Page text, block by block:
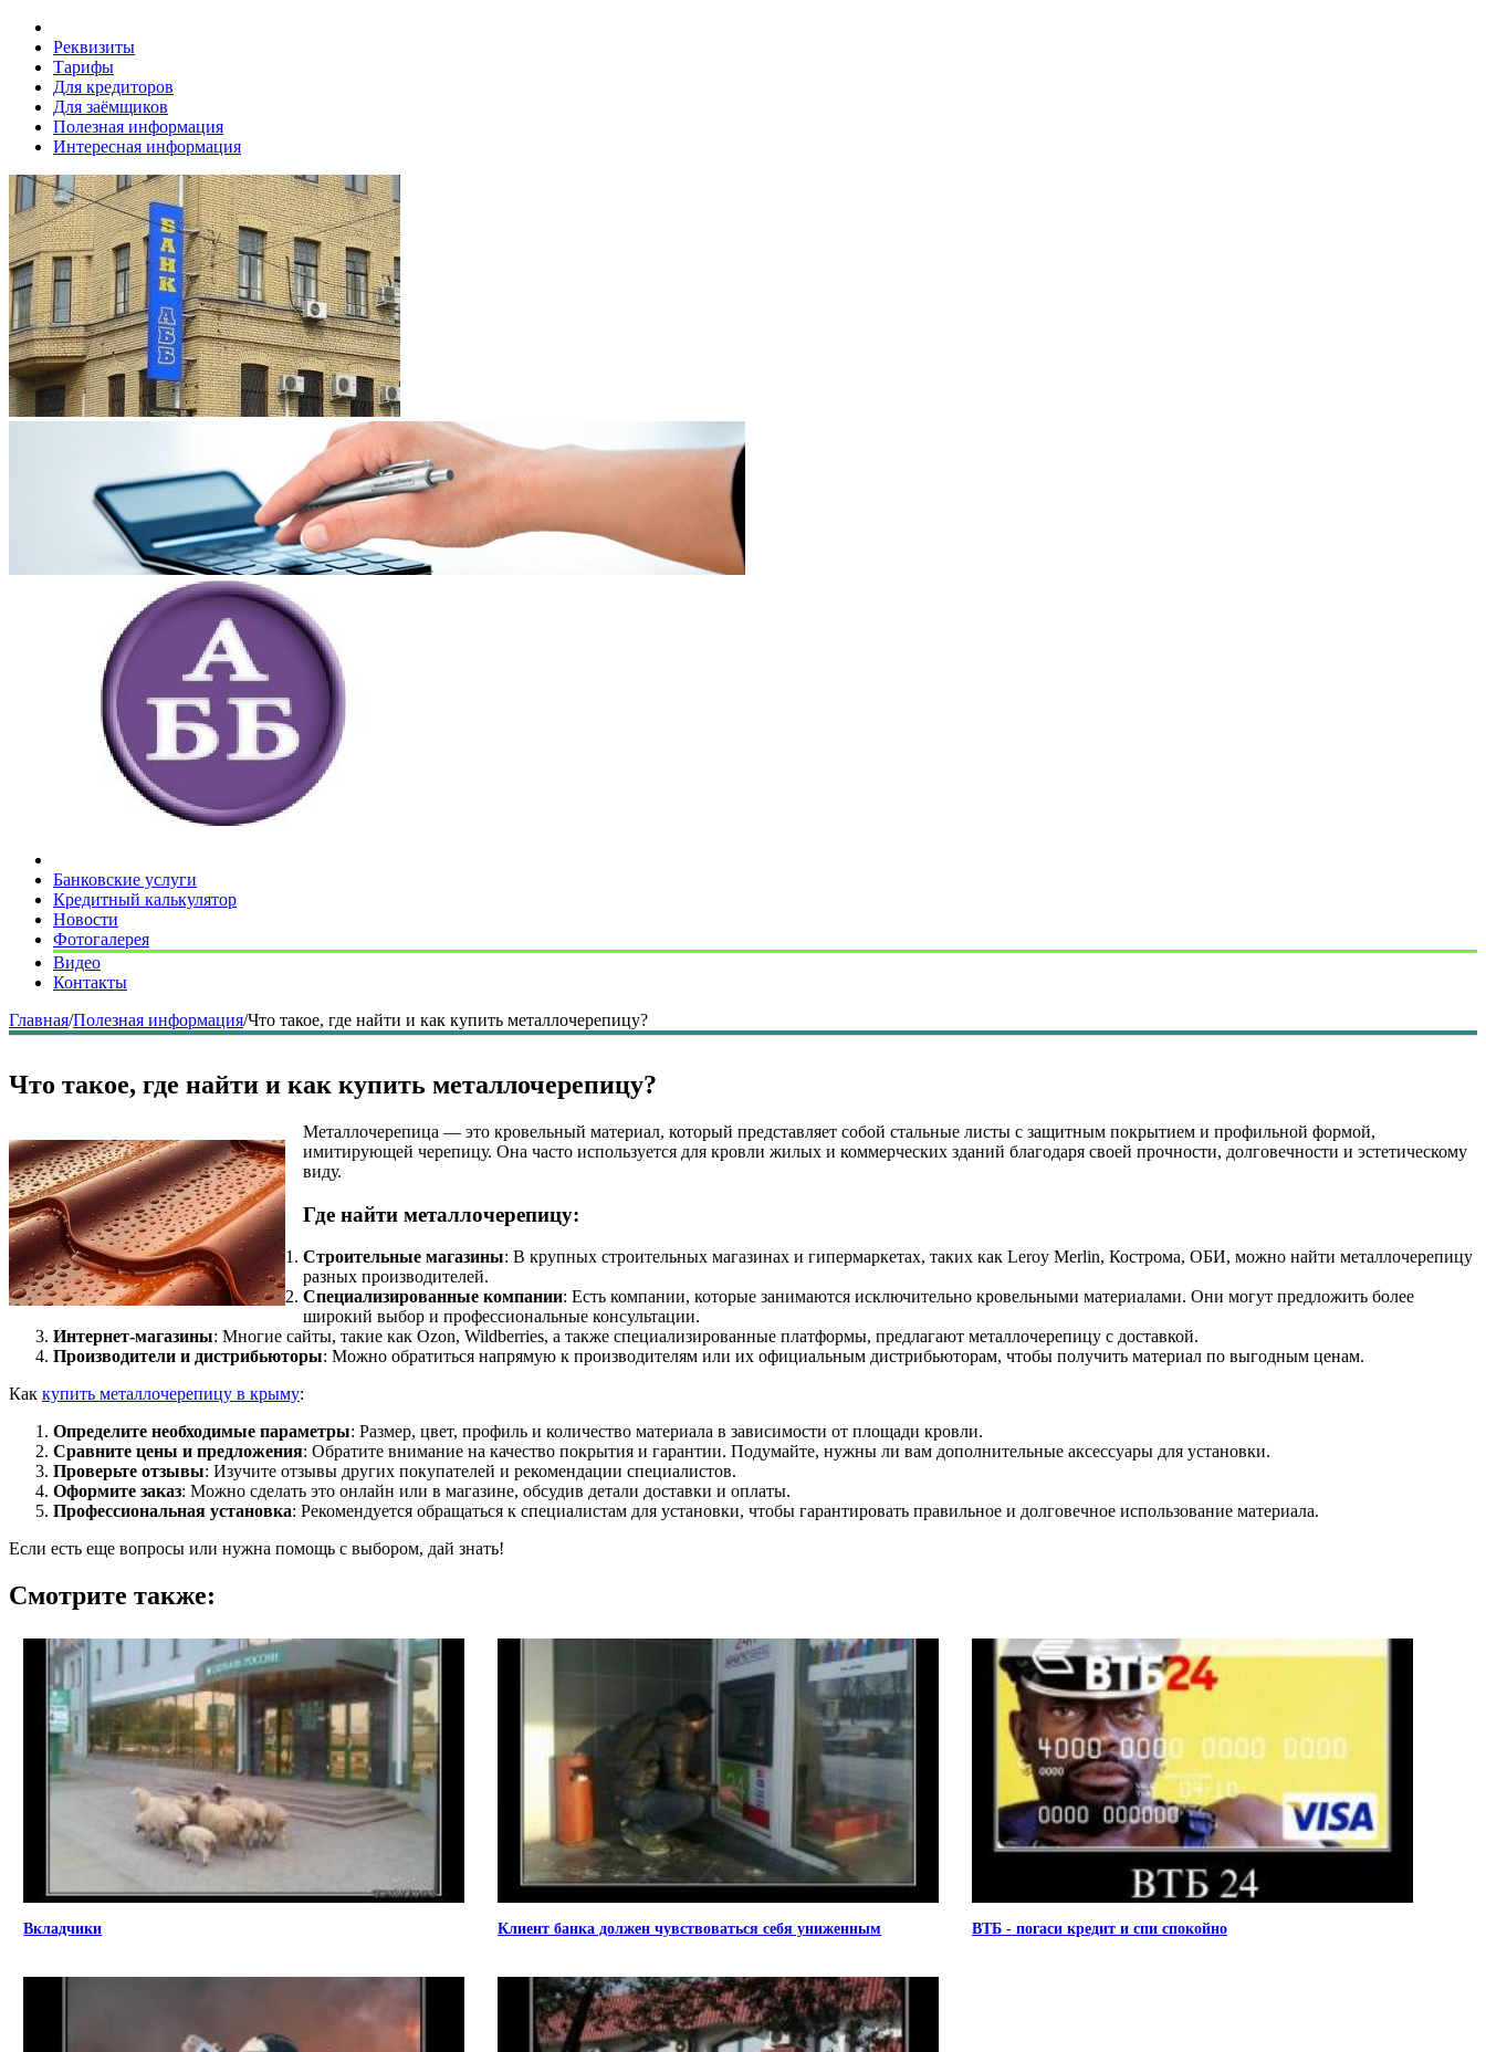
Реквизиты
Тарифы
Для кредиторов
Для заёмщиков
Полезная информация
Интересная информация
Банковские услуги
Кредитный калькулятор
Новости
Фотогалерея
Видео
Контакты
Главная/Полезная информация/Что такое, где найти и как купить металлочерепицу?
Что такое, где найти и как купить металлочерепицу?
Металлочерепица — это кровельный материал, который представляет собой стальные листы с защитным покрытием и профильной формой,
имитирующей черепицу. Она часто используется для кровли жилых и коммерческих зданий благодаря своей прочности, долговечности и эстетическому
виду.
Где найти металлочерепицу:
Строительные магазины: В крупных строительных магазинах и гипермаркетах, таких как Leroy Merlin, Кострома, ОБИ, можно найти металлочерепицу
разных производителей.
Специализированные компании: Есть компании, которые занимаются исключительно кровельными материалами. Они могут предложить более
широкий выбор и профессиональные консультации.
Интернет-магазины: Многие сайты, такие как Ozon, Wildberries, а также специализированные платформы, предлагают металлочерепицу с доставкой.
Производители и дистрибьюторы: Можно обратиться напрямую к производителям или их официальным дистрибьюторам, чтобы получить материал по выгодным ценам.
Как купить металлочерепицу в крыму:
Определите необходимые параметры: Размер, цвет, профиль и количество материала в зависимости от площади кровли.
Сравните цены и предложения: Обратите внимание на качество покрытия и гарантии. Подумайте, нужны ли вам дополнительные аксессуары для установки.
Проверьте отзывы: Изучите отзывы других покупателей и рекомендации специалистов.
Оформите заказ: Можно сделать это онлайн или в магазине, обсудив детали доставки и оплаты.
Профессиональная установка: Рекомендуется обращаться к специалистам для установки, чтобы гарантировать правильное и долговечное использование материала.
Если есть еще вопросы или нужна помощь с выбором, дай знать!
Смотрите также:
Вкладчики Клиент банка должен чувствоваться себя униженным ВТБ - погаси кредит и спи спокойно